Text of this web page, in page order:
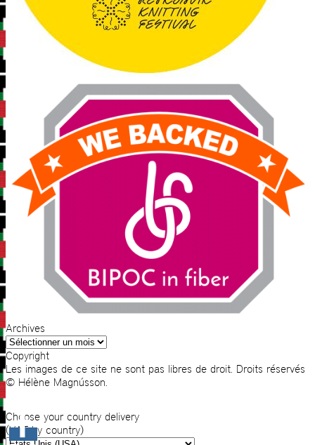
Archives
Archives
Copyright
Les images de ce site ne sont pas libres de droit. Droits réservés
© Hélène Magnússon.
Choose your country delivery
(VAT by country)